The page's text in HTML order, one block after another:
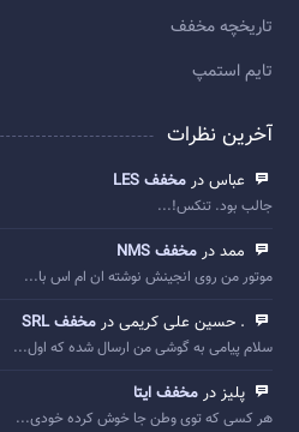
تاريخچه مخفف
تایم استمپ
آخرین نظرات
عباس در مخفف LES
جالب بود. تنکس!...
ممد در مخفف NMS
موتور من روی انجینش نوشته ان ام اس با...
. حسین علی کریمی در مخفف SRL
سلام پیامی به گوشی من ارسال شده که اول...
پلیز در مخفف ایتا
هر کسی که توی وطن جا خوش کرده خودی...